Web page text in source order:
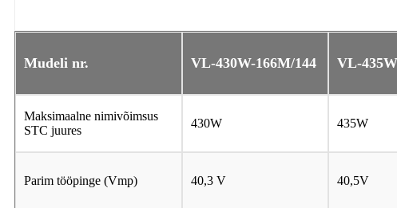
Mudeli nr. VL-430W-166M/144 VL-
Maksimaalne nimivõimsus
STC juures
430W 435W
Parim tööpinge (Vmp) 40,3 V 40,5V